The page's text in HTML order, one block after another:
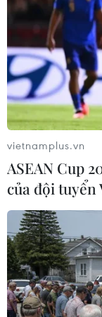
Theo dõi
TIN LIÊN
vietnamplus.vn
ASEAN Cup
của đội tuyển